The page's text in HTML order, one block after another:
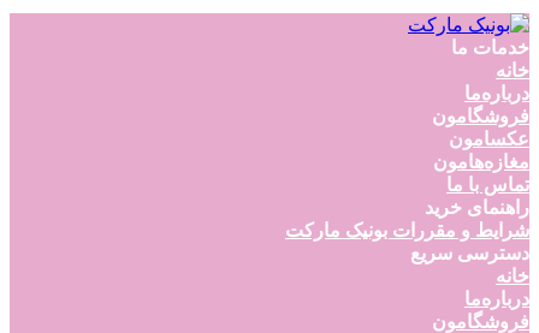
خدمات ما
خانه
درباره‌ما
فروشگامون
عکسامون
مغازه‌هامون
تماس با ما
راهنمای خرید
شرایط و مقررات بونیک مارکت
دسترسی سریع
خانه
درباره‌ما
فروشگامون